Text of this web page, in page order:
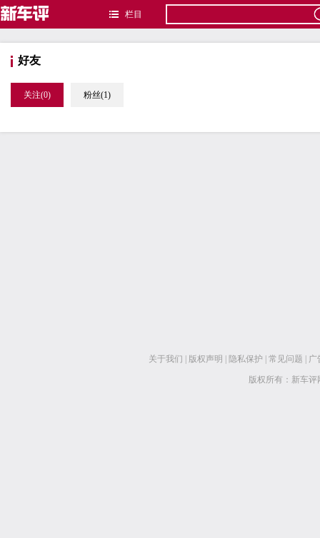
栏目
好友
关注(0) 粉丝(1)
关于我们 版权声明 隐私保护 常见问题 广
版权所有：新车评